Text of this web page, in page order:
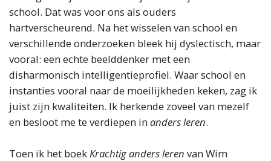
school. Dat was voor ons als ouders
hartverscheurend. Na het wisselen van school en
verschillende onderzoeken bleek hij dyslectisch, maar
vooral: een echte beelddenker met een
disharmonisch intelligentieprofiel. Waar school en
instanties vooral naar de moeilijkheden keken, zag ik
juist zijn kwaliteiten. Ik herkende zoveel van mezelf
en besloot me te verdiepen inanders leren.
Toen ik het boekKrachtig anders leren van Wim